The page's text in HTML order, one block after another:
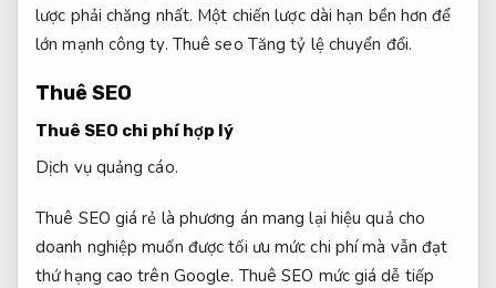
lược phải chăng nhất. Một chiến lược dài hạn bền hơn để
lớn mạnh công ty. Thuê seo Tăng tỷ lệ chuyển đổi.
Thuê SEO
Thuê SEO chi phí hợp lý
Dịch vụ quảng cáo.
Thuê SEO giá rẻ là phương án mang lại hiệu quả cho
doanh nghiệp muốn được tối ưu mức chi phí mà vẫn đạt
thứ hạng cao trên Google. Thuê SEO mức giá dễ tiếp